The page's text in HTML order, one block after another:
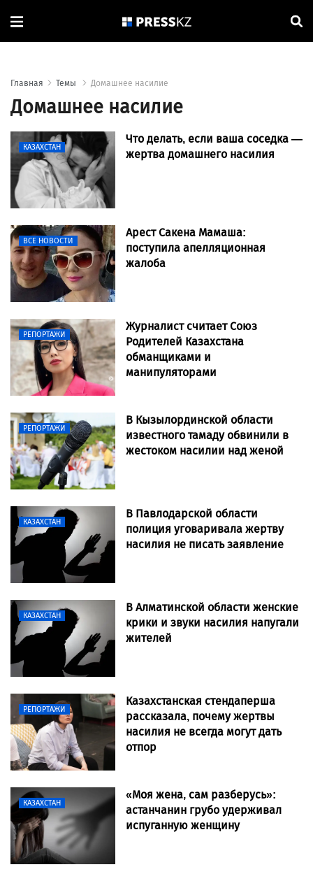
Главная Темы Домашнее насилие
Домашнее насилие
КАЗАХСТАН
Что делать, если ваша соседка —
жертва домашнего насилия
ВСЕ НОВОСТИ
Арест Сакена Мамаша:
поступила апелляционная
жалоба
РЕПОРТАЖИ
Журналист считает Союз
Родителей Казахстана
обманщиками и
манипуляторами
РЕПОРТАЖИ
В Кызылординской области
известного тамаду обвинили в
жестоком насилии над женой
КАЗАХСТАН
В Павлодарской области
полиция уговаривала жертву
насилия не писать заявление
КАЗАХСТАН
В Алматинской области женские
крики и звуки насилия напугали
жителей
РЕПОРТАЖИ
Казахстанская стендаперша
рассказала, почему жертвы
насилия не всегда могут дать
отпор
КАЗАХСТАН
«Моя жена, сам разберусь»:
астанчанин грубо удерживал
испуганную женщину